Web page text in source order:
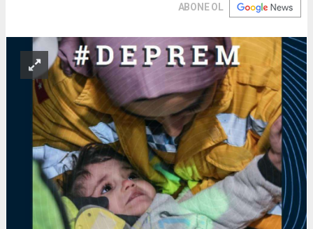
ABONE OL